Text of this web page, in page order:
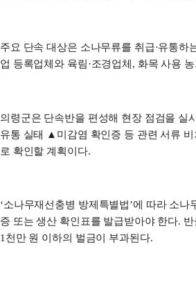
주요 단속 대상은 소나무류를 취급·유통하
업 등록업체와 육림·조경업체 , 화목 사용
의령군은 단속반을 편성해 현장 점검을 실
유통 실태 ▲ 미감염 확인증 등 관련 서류 비
로 확인할 계획이다.
‘소나무재선충병 방제특별법’에 따라 소나
증 또는 생산 확인표를 발급받아야 한다. 반
1 천만 원 이하의 벌금이 부과된다.